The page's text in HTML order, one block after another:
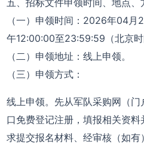
（一）申领时间：2026年04
午12:00:00至23:59:59（北京时
（二）申领地址：线上申领。
（三）申领方式：
线上申领。先从军队采购网（门
口免费登记注册，填报相关资
求提交报名材料、经审核（如